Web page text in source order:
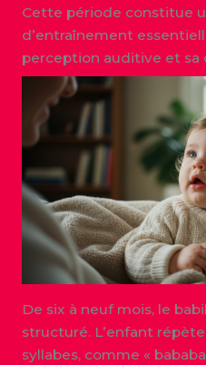
Cette période constitue
d’entraînement
perception auditive et
De six à neuf mois, le
structuré. L’enfant
syllabes, comme «